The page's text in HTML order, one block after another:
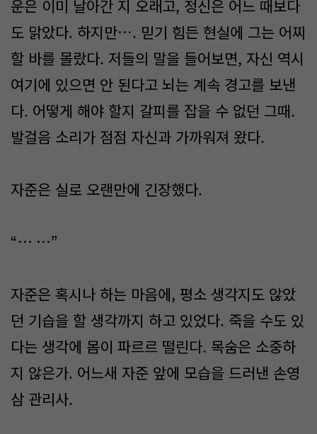
운은 이미 날아간 지 오래고, 정신은 어느 때보다
도 맑았다. 하지만…. 믿기 힘든 현실에 그는 어찌
할 바를 몰랐다. 저들의 말을 들어보면, 자신 역시
여기에 있으면 안 된다고 뇌는 계속 경고를 보낸
다. 어떻게 해야 할지 갈피를 잡을 수 없던 그때.
발걸음 소리가 점점 자신과 가까워져 왔다.
자준은 실로 오랜만에 긴장했다.
“… …”
자준은 혹시나 하는 마음에, 평소 생각지도 않았
던 기습을 할 생각까지 하고 있었다. 죽을 수도 있
다는 생각에 몸이 파르르 떨린다. 목숨은 소중하
지 않은가. 어느새 자준 앞에 모습을 드러낸 손영
삼 관리사.